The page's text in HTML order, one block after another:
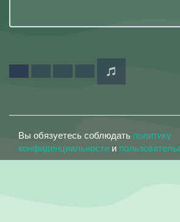
Вы обязуетесь соблюдать политику
конфиденциальности и